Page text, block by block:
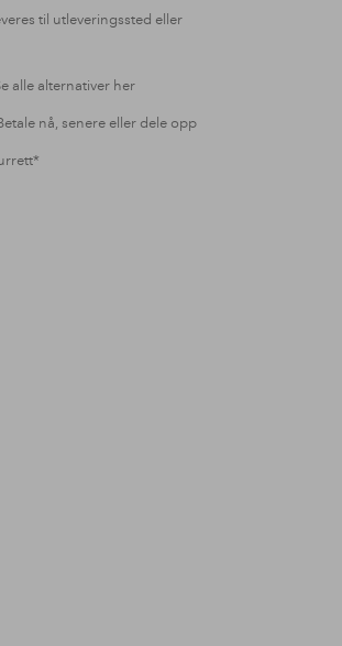
til utleveringssted eller
alle alternativer her
nå, senere eller dele opp